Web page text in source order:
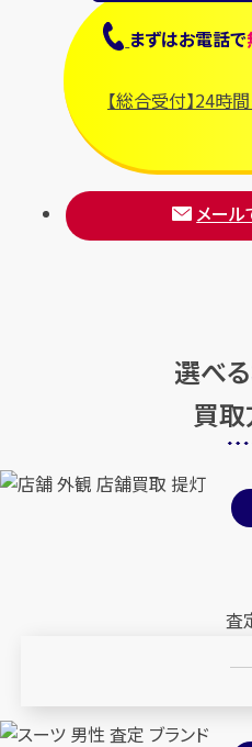
まずはお電話で
【総合受付】24時
メール
選べる
買
査